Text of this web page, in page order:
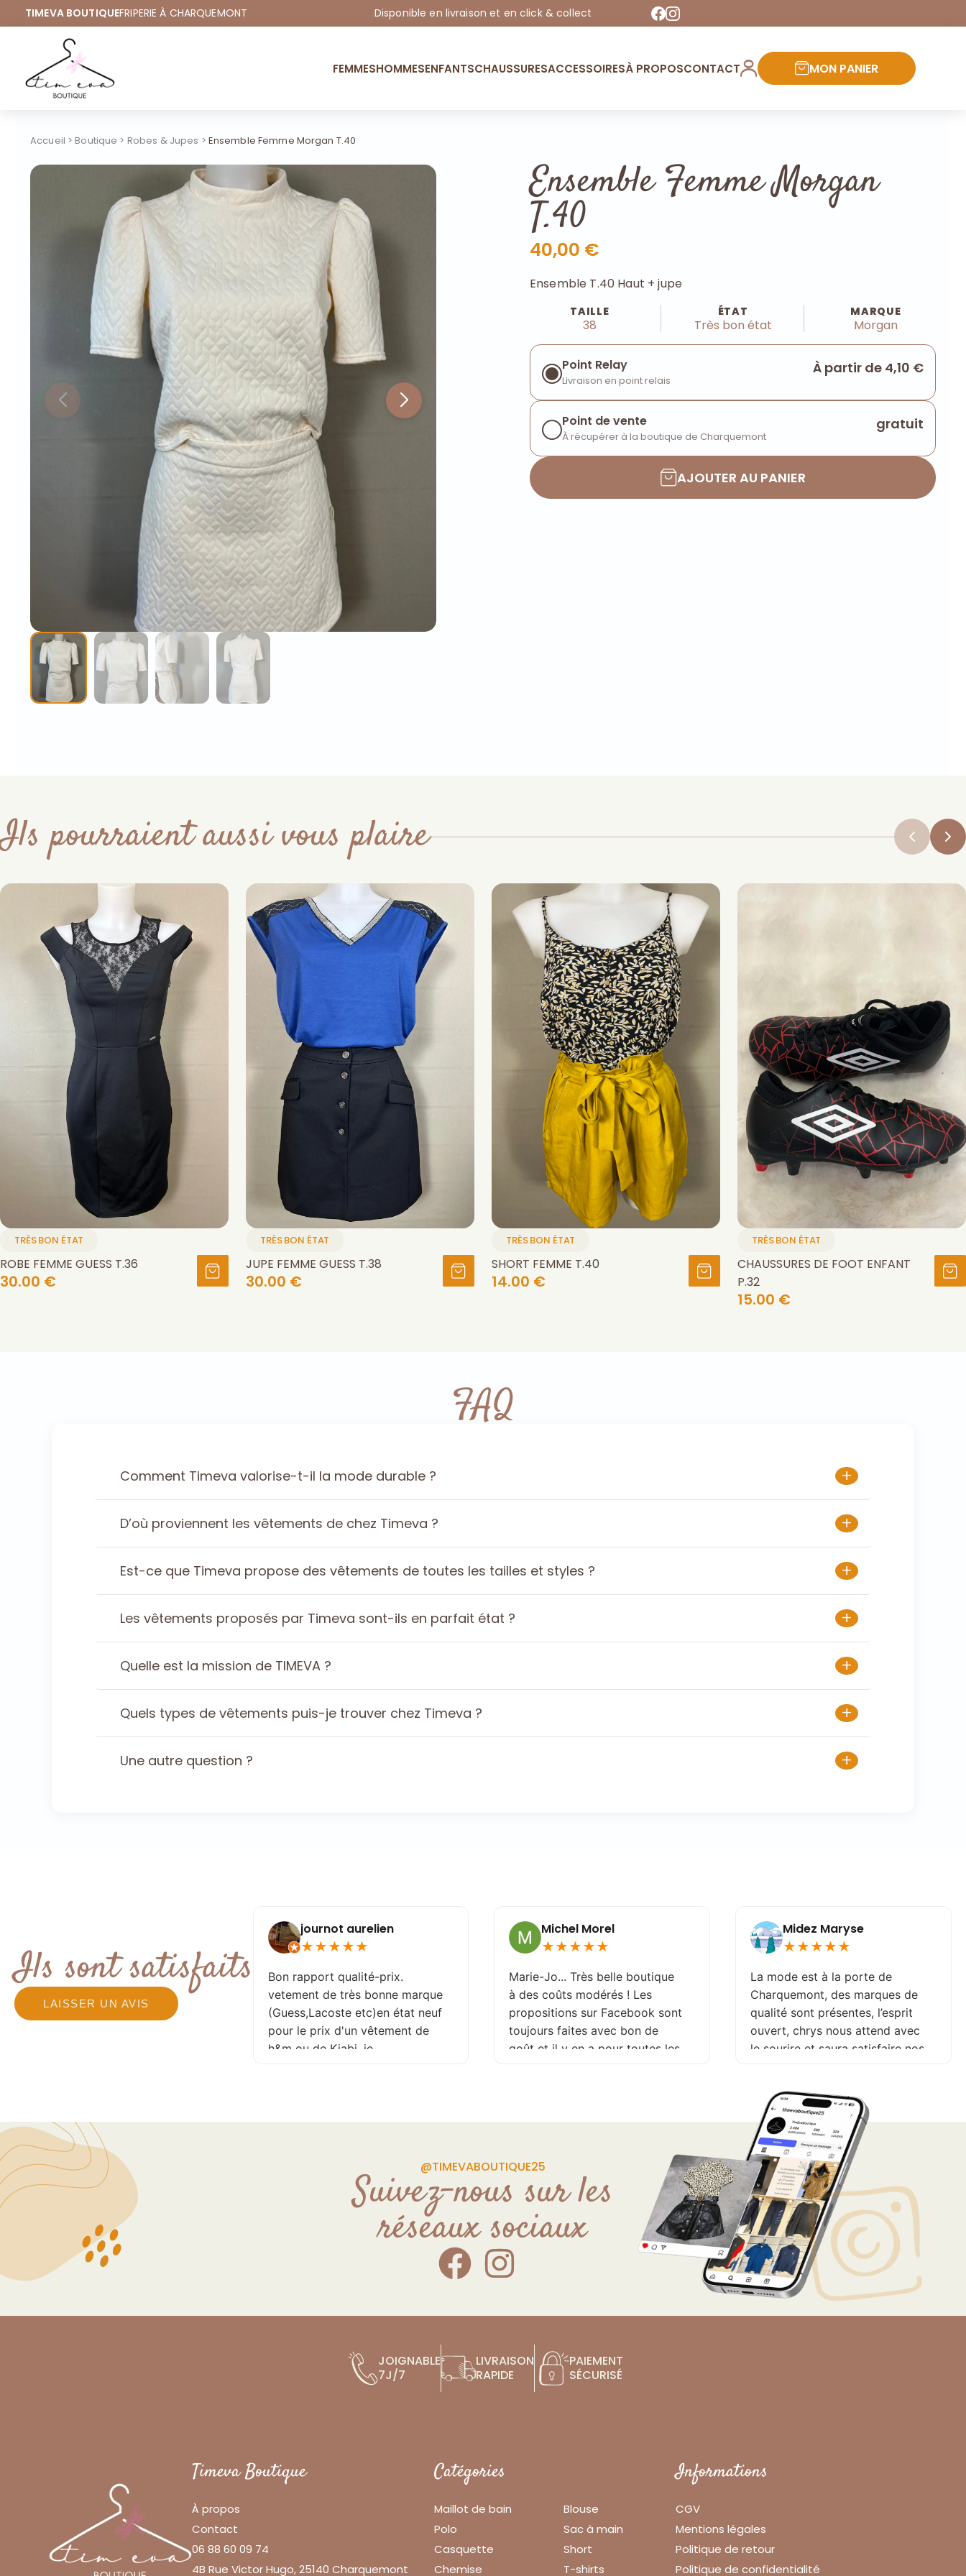
TIMEVA BOUTIQUEFRIPERIE À CHARQUEMONT Disponible en livraison et en click & collect
FEMMESHOMMESENFANTSCHAUSSURESACCESSOIRESÀ PROPOSCONTACT MON PANIER
Accueil >Boutique > Robes & Jupes > Ensemble Femme Morgan T.40
Ensemble Femme Morgan
T.40
40,00 €
Ensemble T.40 Haut + jupe
TAILLE
38
ÉTAT
Très bon état
MARQUE
Morgan
Point Relay
Livraison en point relais
À partir de 4,10 €
Point de vente
À récupérer à la boutique de Charquemont
gratuit
AJOUTER AU PANIER
Ils pourraient aussi vous plaire
TRÈS BON ÉTAT
ROBE FEMME GUESS T.36
30.00 €
TRÈS BON ÉTAT
JUPE FEMME GUESS T.38
30.00 €
TRÈS BON ÉTAT
SHORT FEMME T.40
14.00 €
TRÈS BON ÉTAT
CHAUSSURES DE FOOT ENFANT
P.32
15.00 €
FAQ
Comment Timeva valorise-t-il la mode durable ? +
D’où proviennent les vêtements de chez Timeva ? +
Est-ce que Timeva propose des vêtements de toutes les tailles et styles ? +
Les vêtements proposés par Timeva sont-ils en parfait état ? +
Quelle est la mission de TIMEVA ? +
Quels types de vêtements puis-je trouver chez Timeva ? +
Une autre question ? +
Ils sont satisfaits
LAISSER UN AVIS
Je recommande ! , que de
belles choses à petits prix ! ,
journot aurelien
★★★★★
Bon rapport qualité-prix.
vetement de très bonne marque
(Guess,Lacoste etc)en état neuf
pour le prix d'un vêtement de
h&m ou de Kiabi .je
aucune pépite. de plus la
allé y sans craintes
Michel Morel
★★★★★
Marie-Jo... Très belle boutique
à des coûts modérés ! Les
propositions sur Facebook sont
toujours faites avec bon de
goût et il y en a pour toutes les
Midez Maryse
★★★★★
La mode est à la porte de
Charquemont, des marques de
qualité sont présentes, l’esprit
ouvert, chrys nous attend avec
le sourire et saura satisfaire nos
déçue. A très bientôt
@TIMEVABOUTIQUE25
Suivez-nous sur les
réseaux sociaux
JOIGNABLE
7J/7
LIVRAISON
RAPIDE
PAIEMENT
SÉCURISÉ
Timeva Boutique
À propos
Contact
06 88 60 09 74
4B Rue Victor Hugo, 25140 Charquemont
Catégories
Maillot de bain
Polo
Casquette
Chemise
Blouse
Sac à main
Short
T-shirts
Informations
CGV
Mentions légales
Politique de retour
Politique de confidentialité